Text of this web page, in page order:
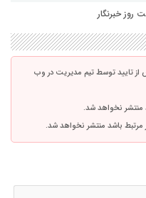
روز خبرنگار
تایید توسط تیم مدیریت در وب
منتشر نخواهد شد.
مرتبط باشد منتشر نخواهد شد.